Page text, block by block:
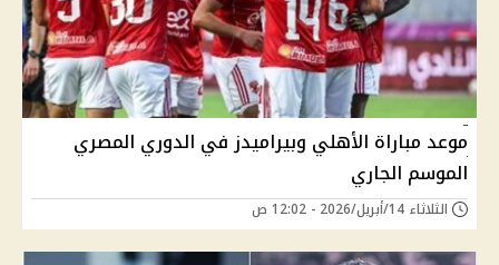
موعد مباراة الأهلي وبيراميدز في الدوري المصري
الموسم الجاري
الثلاثاء 14/أبريل/2026 - 12:02 ص